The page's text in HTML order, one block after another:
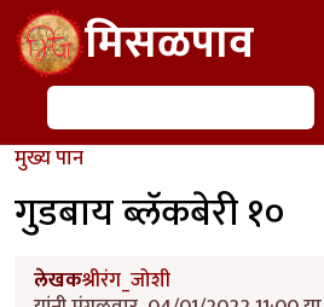
Skip to main contentमिसळपाव
शोध
मुख्य पान
गुडबाय ब्लॅकबेरी १०
लेखकश्रीरंग_जोशी